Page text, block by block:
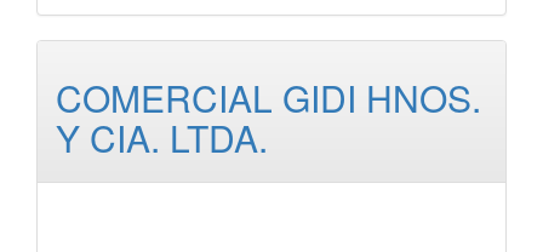
COMERCIAL GIDI HNOS.
Y CIA. LTDA.